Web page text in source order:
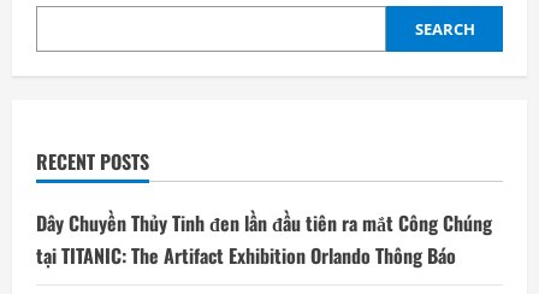
Year
2015
SEARCH
RECENT POSTS
Dây Chuyền Thủy Tinh đen lần đầu tiên ra mắt Công Chúng
tại TITANIC: The Artifact Exhibition Orlando Thông Báo